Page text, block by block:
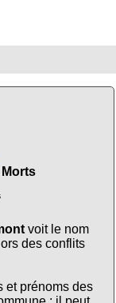
voit le nom
des conflits
et prénoms des